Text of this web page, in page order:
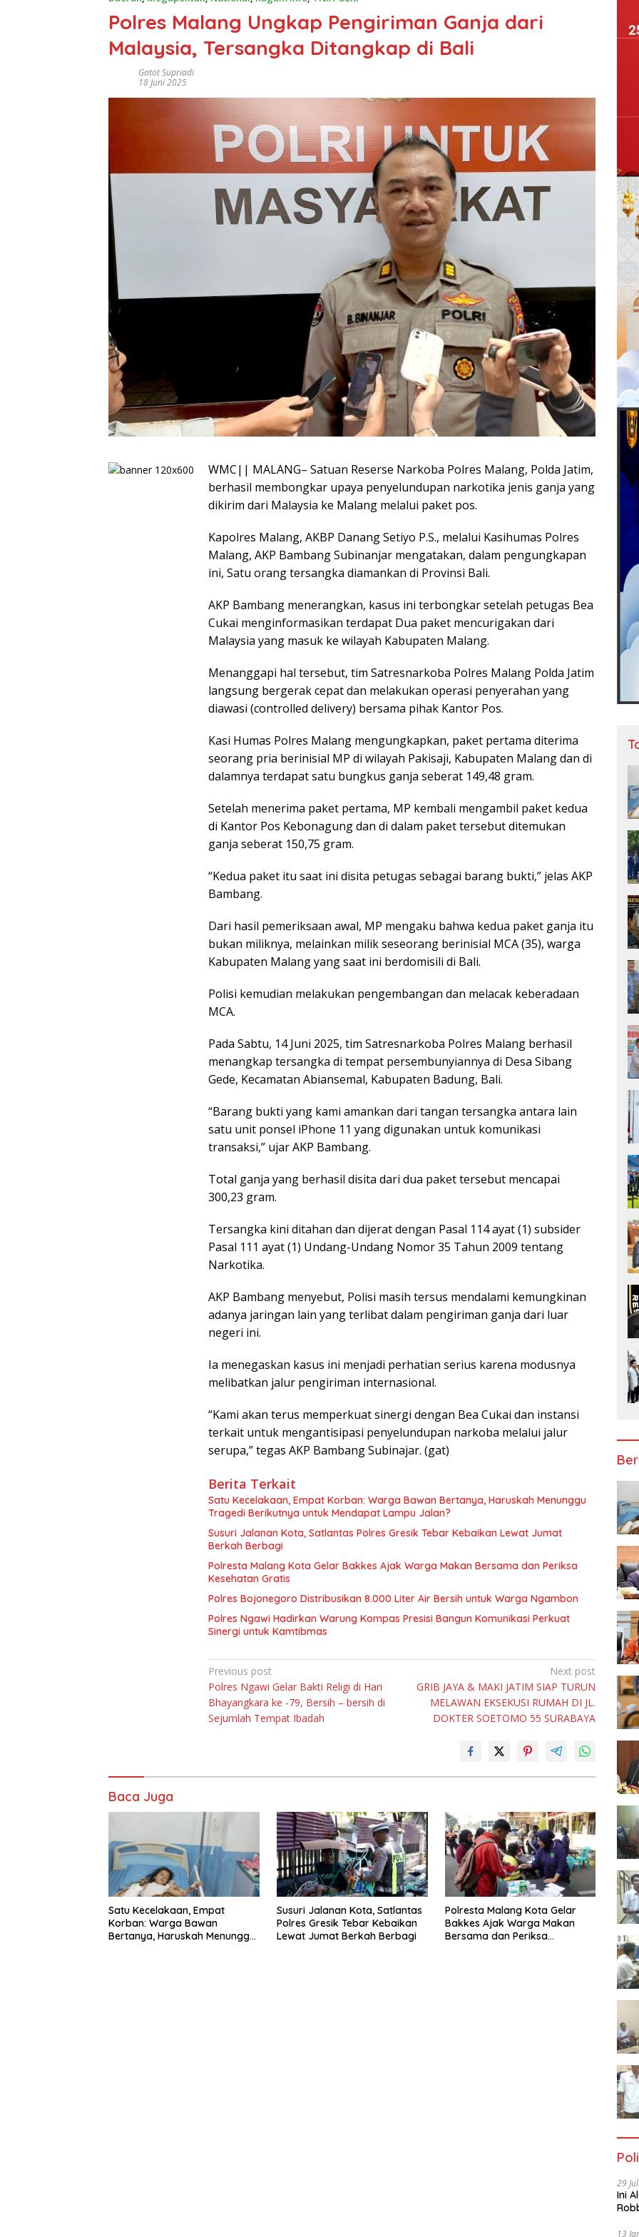
Polres Malang Ungkap Pengiriman Ganja dari
Malaysia, Tersangka Ditangkap di Bali
Gatot Supriadi
18 Juni 2025
WMC|| MALANG– Satuan Reserse Narkoba Polres Malang, Polda Jatim,
berhasil membongkar upaya penyelundupan narkotika jenis ganja yang
dikirim dari Malaysia ke Malang melalui paket pos.
Kapolres Malang, AKBP Danang Setiyo P.S., melalui Kasihumas Polres
Malang, AKP Bambang Subinanjar mengatakan, dalam pengungkapan
ini, Satu orang tersangka diamankan di Provinsi Bali.
AKP Bambang menerangkan, kasus ini terbongkar setelah petugas Bea
Cukai menginformasikan terdapat Dua paket mencurigakan dari
Malaysia yang masuk ke wilayah Kabupaten Malang.
Menanggapi hal tersebut, tim Satresnarkoba Polres Malang Polda Jatim
langsung bergerak cepat dan melakukan operasi penyerahan yang
diawasi (controlled delivery) bersama pihak Kantor Pos.
Kasi Humas Polres Malang mengungkapkan, paket pertama diterima
seorang pria berinisial MP di wilayah Pakisaji, Kabupaten Malang dan di
dalamnya terdapat satu bungkus ganja seberat 149,48 gram.
Setelah menerima paket pertama, MP kembali mengambil paket kedua
di Kantor Pos Kebonagung dan di dalam paket tersebut ditemukan
ganja seberat 150,75 gram.
“Kedua paket itu saat ini disita petugas sebagai barang bukti,” jelas AKP
Bambang.
Dari hasil pemeriksaan awal, MP mengaku bahwa kedua paket ganja itu
bukan miliknya, melainkan milik seseorang berinisial MCA (35), warga
Kabupaten Malang yang saat ini berdomisili di Bali.
Polisi kemudian melakukan pengembangan dan melacak keberadaan
MCA.
Pada Sabtu, 14 Juni 2025, tim Satresnarkoba Polres Malang berhasil
menangkap tersangka di tempat persembunyiannya di Desa Sibang
Gede, Kecamatan Abiansemal, Kabupaten Badung, Bali.
“Barang bukti yang kami amankan dari tangan tersangka antara lain
satu unit ponsel iPhone 11 yang digunakan untuk komunikasi
transaksi,” ujar AKP Bambang.
Total ganja yang berhasil disita dari dua paket tersebut mencapai
300,23 gram.
Tersangka kini ditahan dan dijerat dengan Pasal 114 ayat (1) subsider
Pasal 111 ayat (1) Undang-Undang Nomor 35 Tahun 2009 tentang
Narkotika.
AKP Bambang menyebut, Polisi masih tersus mendalami kemungkinan
adanya jaringan lain yang terlibat dalam pengiriman ganja dari luar
negeri ini.
Ia menegaskan kasus ini menjadi perhatian serius karena modusnya
melibatkan jalur pengiriman internasional.
“Kami akan terus memperkuat sinergi dengan Bea Cukai dan instansi
terkait untuk mengantisipasi penyelundupan narkoba melalui jalur
serupa,” tegas AKP Bambang Subinajar. (gat)
Berita Terkait
Satu Kecelakaan, Empat Korban: Warga Bawan Bertanya, Haruskah Menunggu
Tragedi Berikutnya untuk Mendapat Lampu Jalan?
Susuri Jalanan Kota, Satlantas Polres Gresik Tebar Kebaikan Lewat Jumat
Berkah Berbagi
Polresta Malang Kota Gelar Bakkes Ajak Warga Makan Bersama dan Periksa
Kesehatan Gratis
Polres Bojonegoro Distribusikan 8.000 Liter Air Bersih untuk Warga Ngambon
Polres Ngawi Hadirkan Warung Kompas Presisi Bangun Komunikasi Perkuat
Sinergi untuk Kamtibmas
Navigasi
pos
Previous post
Polres Ngawi Gelar Bakti Religi di Hari
Bhayangkara ke -79, Bersih – bersih di
Sejumlah Tempat Ibadah
Next post
GRIB JAYA & MAKI JATIM SIAP TURUN
MELAWAN EKSEKUSI RUMAH DI JL.
DOKTER SOETOMO 55 SURABAYA
Baca Juga
Satu Kecelakaan, Empat
Korban: Warga Bawan
Bertanya, Haruskah Menunggu
Susuri Jalanan Kota, Satlantas
Polres Gresik Tebar Kebaikan
Lewat Jumat Berkah Berbagi
Polresta Malang Kota Gelar
Bakkes Ajak Warga Makan
Bersama dan Periksa
29
Ini
13